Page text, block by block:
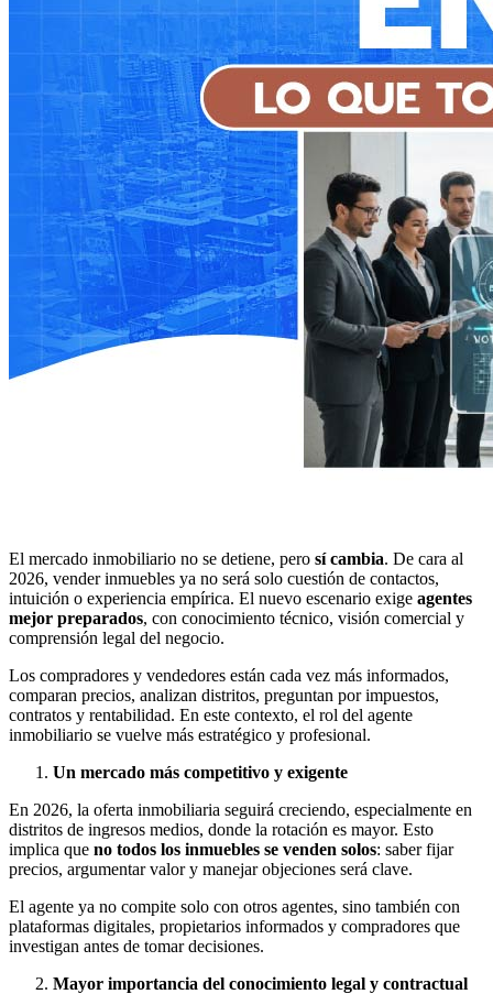
El mercado inmobiliario no se detiene, pero sí cambia. De cara al
2026, vender inmuebles ya no será solo cuestión de contactos,
intuición o experiencia empírica. El nuevo escenario exige agentes
mejor preparados, con conocimiento técnico, visión comercial y
comprensión legal del negocio.
Los compradores y vendedores están cada vez más informados,
comparan precios, analizan distritos, preguntan por impuestos,
contratos y rentabilidad. En este contexto, el rol del agente
inmobiliario se vuelve más estratégico y profesional.
Un mercado más competitivo y exigente
En 2026, la oferta inmobiliaria seguirá creciendo, especialmente en
distritos de ingresos medios, donde la rotación es mayor. Esto
implica que no todos los inmuebles se venden solos: saber fijar
precios, argumentar valor y manejar objeciones será clave.
El agente ya no compite solo con otros agentes, sino también con
plataformas digitales, propietarios informados y compradores que
investigan antes de tomar decisiones.
Mayor importancia del conocimiento legal y contractual